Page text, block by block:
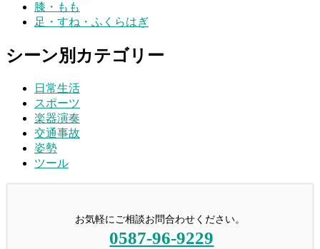
膝・もも
足・すね・ふくらはぎ
シーン別カテゴリー
日常生活
スポーツ
楽器演奏
交通事故
姿勢
ツール
お気軽にご相談お問合わせください。
0587-96-9229